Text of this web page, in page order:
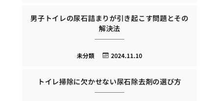
男子トイレの尿石詰まりが引き起こす問題とその
解決法
2024.11.10
未分類
トイレ掃除に欠かせない尿石除去剤の選び方